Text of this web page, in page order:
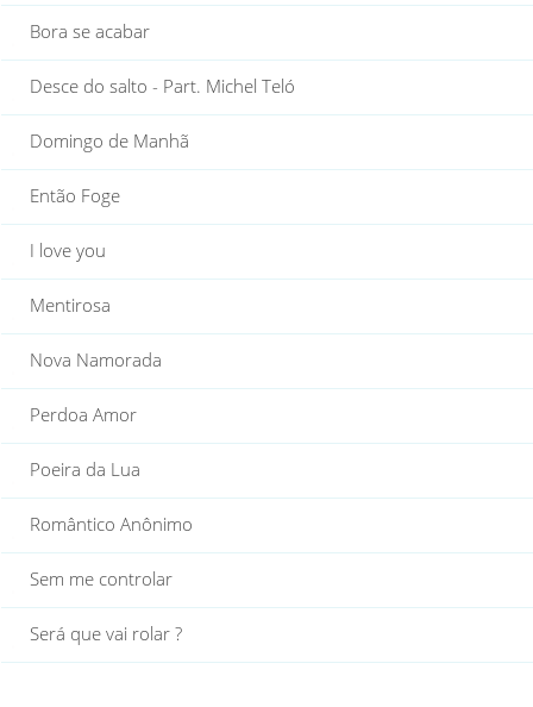
Bora se acabar
Desce do salto - Part. Michel Teló
Domingo de Manhã
Então Foge
I love you
Mentirosa
Nova Namorada
Perdoa Amor
Poeira da Lua
Romântico Anônimo
Sem me controlar
Será que vai rolar ?